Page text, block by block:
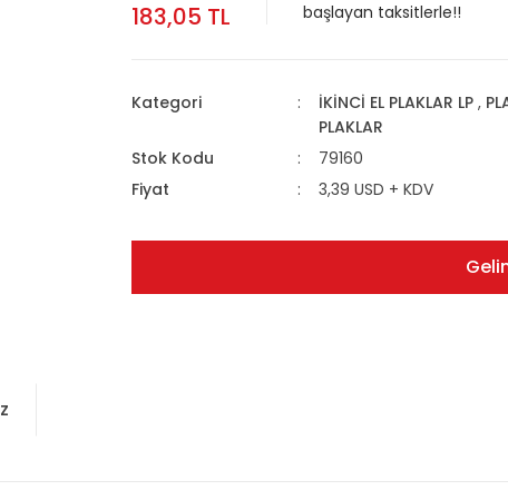
183,05 TL
başlayan taksitlerle!!
Kategori İKİNCİ EL PLAKLAR LP ,
PLAKLAR
Stok Kodu
79160
Fiyat
3,39 USD + KDV